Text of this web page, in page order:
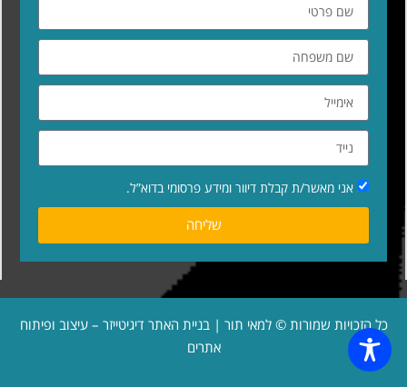
אני מאשר/ת קבלת דיוור ומידע פרסומי בדוא”ל.
שליחה
כל הזכויות שמורות © למאי תור | בניית האתר דיגיטייזר – עיצוב ופיתוח
אתרים